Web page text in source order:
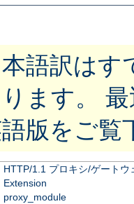
語訳はす
ます。
版をご覧
HTTP/1.1 プロキシ/ゲートウ
Extension
proxy_module